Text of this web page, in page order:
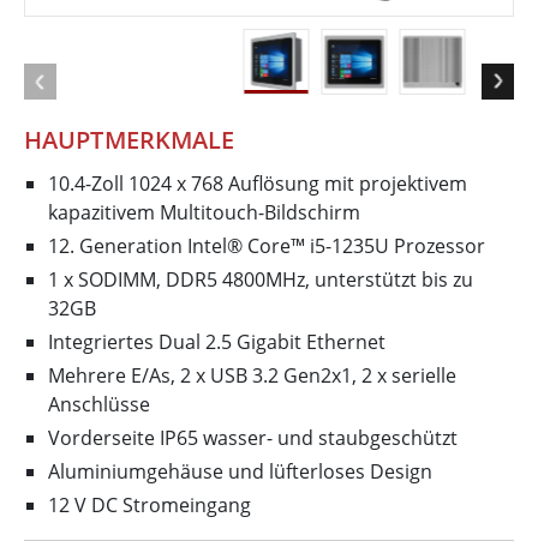
HAUPTMERKMALE
10.4-Zoll 1024 x 768 Auflösung mit projektivem
kapazitivem Multitouch-Bildschirm
12. Generation Intel® Core™ i5-1235U Prozessor
1 x SODIMM, DDR5 4800MHz, unterstützt bis zu
32GB
Integriertes Dual 2.5 Gigabit Ethernet
Mehrere E/As, 2 x USB 3.2 Gen2x1, 2 x serielle
Anschlüsse
Vorderseite IP65 wasser- und staubgeschützt
Aluminiumgehäuse und lüfterloses Design
12 V DC Stromeingang